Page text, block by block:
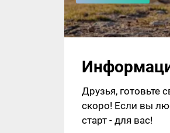
Друзья, готовьте
скоро! Если вы
старт - для вас!